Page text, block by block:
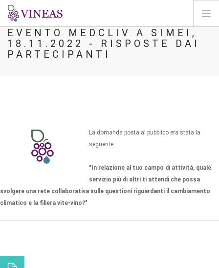
HOME
SU VINEAS
EVENTO MEDCLIV A SIMEI,
18.11.2022 - RISPOSTE DAI
PARTECIPANTI
La domanda posta al pubblico era stata la
seguente:
"In relazione al tuo campo di attività, quale
servizio più di altri ti attendi che possa
svolgere una rete collaborativa sulle questioni riguardanti il cambiamento
climatico e la filiera vite-vino?"